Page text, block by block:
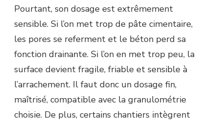
Pourtant, son dosage est extrêmement
sensible. Si l’on met trop de pâte cimentaire,
les pores se referment et le béton perd sa
fonction drainante. Si l’on en met trop peu, la
surface devient fragile, friable et sensible à
l’arrachement. Il faut donc un dosage fin,
maîtrisé, compatible avec la granulométrie
choisie. De plus, certains chantiers intègrent